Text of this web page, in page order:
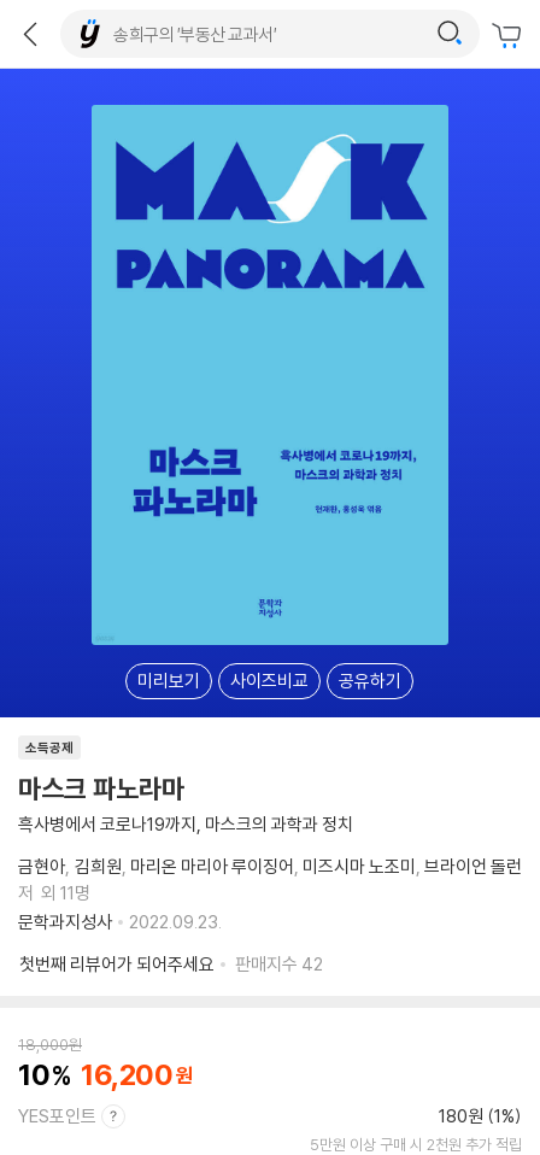
미리보기 사이즈비교 공유하기
소득공제
마스크 파노라마
흑사병에서 코로나19까지, 마스크의 과학과 정치
금현아 김희원 마리온 마리아 루이징어 미즈시마 노조미 브라이언 돌런
저 외 11명
문학과지성사
2022.09.23.
첫번째 리뷰어가 되어주세요
판매지수 42
18,000원
10 16,200
YES포인트 180원 (1%)
5만원 이상 구매 시 2천원 추가 적립